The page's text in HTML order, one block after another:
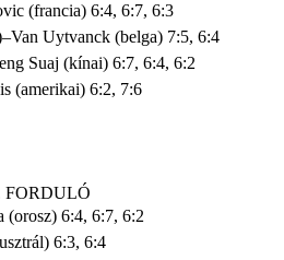
(francia) 6:4, 6:7, 6:3
Uytvanck (belga) 7:5, 6:4
Suaj (kínai) 6:7, 6:4, 6:2
(amerikai) 6:2, 7:6
FORDULÓ
(orosz) 6:4, 6:7, 6:2
6:3, 6:4